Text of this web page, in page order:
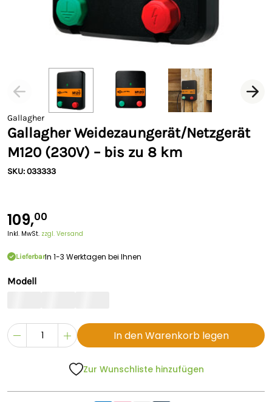
Gallagher
Gallagher Weidezaungerät/Netzgerät
M120 (230V) – bis zu 8 km
SKU: 033333
109,00
Inkl. MwSt. zzgl. Versand
LieferbarIn 1-3 Werktagen bei Ihnen
Modell
In den Warenkorb legen
Zur Wunschliste hinzufügen